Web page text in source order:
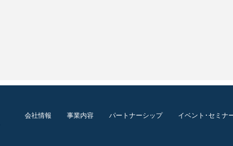
会社情報 事業内容 パートナーシップ イベント･セミナ